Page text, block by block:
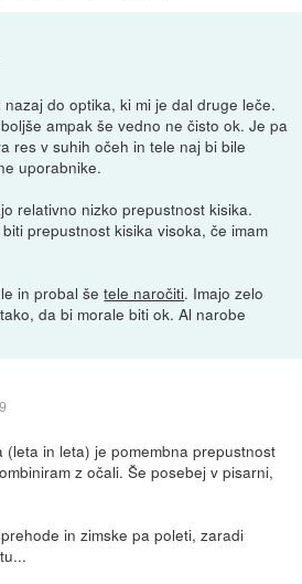
do optika, ki mi je dal druge leče.
ampak še vedno ne čisto ok. Je pa
res v suhih očeh in tele naj bi bile
uporabnike.
relativno nizko prepustnost kisika.
prepustnost kisika visoka, če imam
in probal šetele naročiti. Imajo zelo
da bi morale biti ok. Al narobe
(leta in leta) je pomembna prepustnost
z očali. Še posebej v pisarni,
in zimske pa poleti, zaradi